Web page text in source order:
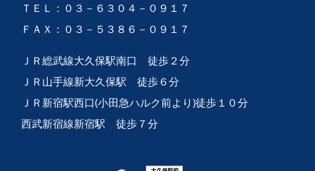
ＴＥＬ：０３－６３０４－０９１７
ＦＡＸ：０３－５３８６－０９１７
ＪＲ総武線大久保駅南口 徒歩２分
ＪＲ山手線新大久保駅 徒歩６分
ＪＲ新宿駅西口(小田急ハルク前より)徒歩１０分
西武新宿線新宿駅 徒歩７分